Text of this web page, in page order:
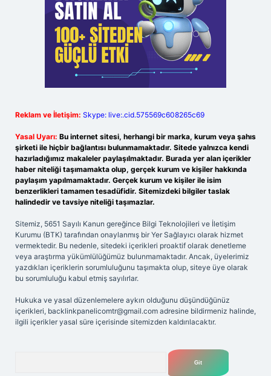
Reklam ve İletişim: Skype: live:.cid.575569c608265c69
Yasal Uyarı: Bu internet sitesi, herhangi bir marka, kurum veya şahıs
şirketi ile hiçbir bağlantısı bulunmamaktadır. Sitede yalnızca kendi
hazırladığımız makaleler paylaşılmaktadır. Burada yer alan içerikler
haber niteliği taşımamakta olup, gerçek kurum ve kişiler hakkında
paylaşım yapılmamaktadır. Gerçek kurum ve kişiler ile isim
benzerlikleri tamamen tesadüfidir. Sitemizdeki bilgiler taslak
halindedir ve tavsiye niteliği taşımazlar.
Sitemiz, 5651 Sayılı Kanun gereğince Bilgi Teknolojileri ve İletişim
Kurumu (BTK) tarafından onaylanmış bir Yer Sağlayıcı olarak hizmet
vermektedir. Bu nedenle, sitedeki içerikleri proaktif olarak denetleme
veya araştırma yükümlülüğümüz bulunmamaktadır. Ancak, üyelerimiz
yazdıkları içeriklerin sorumluluğunu taşımakta olup, siteye üye olarak
bu sorumluluğu kabul etmiş sayılırlar.
Hukuka ve yasal düzenlemelere aykırı olduğunu düşündüğünüz
içerikleri, backlinkpanelicomtr@gmail.com adresine bildirmeniz halinde,
ilgili içerikler yasal süre içerisinde sitemizden kaldırılacaktır.